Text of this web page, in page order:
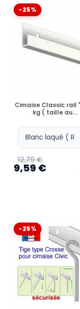
EXISTE-T-IL DES
COMMENT
PEUT-ON UTILISER
-25%
EN STOCK
Cimaise Classic rail
kg ( taille au...
12,79 €
9,59 €
-25%